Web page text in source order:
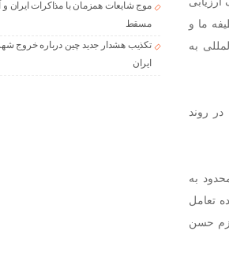
ما و
به
روند
به
تعامل
حسن
موج شایعات همزمان با مذاکرات ایران و
مسقط
تکذیب هشدار جدید چین درباره خروج
ایران